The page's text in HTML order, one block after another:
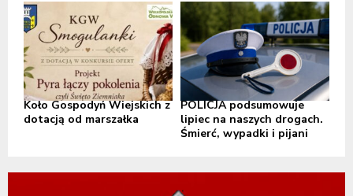
Koło Gospodyń Wiejskich z
dotacją od marszałka
POLICJA podsumowuje
lipiec na naszych drogach.
Śmierć, wypadki i pijani